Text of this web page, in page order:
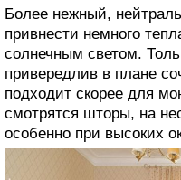
Более нежный,
привнести немного
солнечным светом.
привередлив в плане
подходит скорее для
смотрятся шторы, на
особенно при высоких